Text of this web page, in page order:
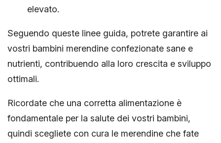
elevato.
Seguendo queste linee guida, potrete garantire ai
vostri bambini merendine confezionate sane e
nutrienti, contribuendo alla loro crescita e sviluppo
ottimali.
Ricordate che una corretta alimentazione è
fondamentale per la salute dei vostri bambini,
quindi scegliete con cura le merendine che fate